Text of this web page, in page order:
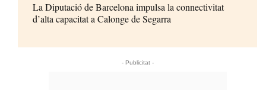
La Diputació de Barcelona impulsa la connectivitat
d’alta capacitat a Calonge de Segarra
- Publicitat -